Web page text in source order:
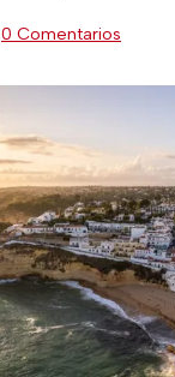
0 Comentarios